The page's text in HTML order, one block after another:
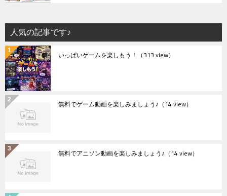
人気の記事です♪
いっぱいゲームを楽しもう！ （313 view）
無料でゲーム動画を楽しみましょう♪ （14 view）
無料でアニソン動画を楽しみましょう♪ （14 view）